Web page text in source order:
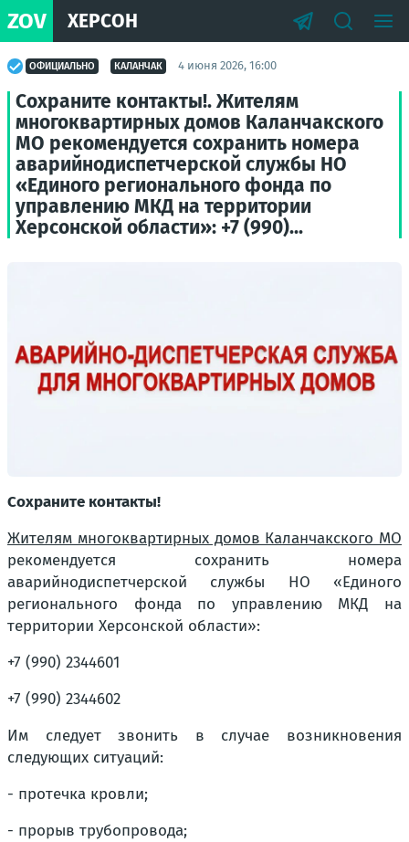
ZOV ХЕРСОН
ОФИЦИАЛЬНО КАЛАНЧАК 4 июня 2026, 16:00
Сохраните контакты!. Жителям
многоквартирных домов Каланчакского
МО рекомендуется сохранить номера
аварийнодиспетчерской службы НО
«Единого регионального фонда по
управлению МКД на территории
Херсонской области»: +7 (990)...
Сохраните контакты!
Жителям многоквартирных домов Каланчакского МО
рекомендуется сохранить номера
аварийнодиспетчерской службы НО «Единого
регионального фонда по управлению МКД на
территории Херсонской области»:
+7 (990) 2344601
+7 (990) 2344602
Им следует звонить в случае возникновения
следующих ситуаций:
- протечка кровли;
- прорыв трубопровода;